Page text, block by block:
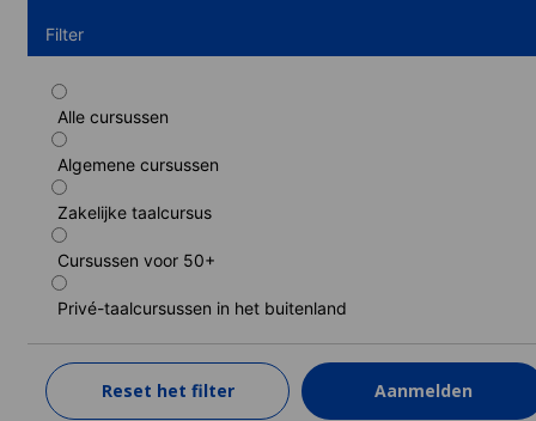
Filter
Alle cursussen
Algemene cursussen
Zakelijke taalcursus
Cursussen voor 50+
Privé-taalcursussen in het buitenland
Reset het filter Aanmelden
Standaard cursus
Duur: 1 - 52 weken
Niveaus: Absoluut beginner naar Vaardig gebruiker (C1)
1 week
220 EUR
Standaard cursus in mini-groep
Duur: 1 - 52 weken